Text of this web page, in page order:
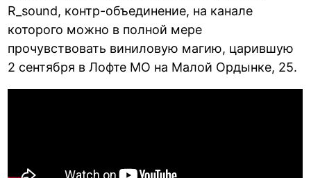
R_sound, контр-объединение, на канале
которого можно в полной мере
прочувствовать виниловую магию, царившую
2 сентября в Лофте МО на Малой Ордынке, 25.